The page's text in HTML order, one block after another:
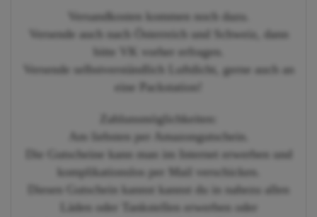
Versandkosten kommen noch dazu.
Versende auch nach Österreich und Schweiz, dann
bitte VK vorher erfragen.
Versende selbstverständlich Luftdicht, gerne auch an
eine Packstation!
Zahlunsmöglichkeiten:
Am liebsten per Amazongutschein.
Die Gutscheine kann man im Internet erwerben und
komplikationslos per Mail verschicken.
Diesen Gutschein kannst kannst du in nahezu allen
Läden oder Tankstellen erwerben oder